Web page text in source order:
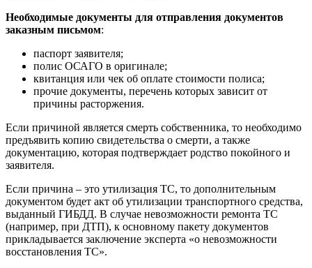
Необходимые документы для отправления документов
заказным письмом:
паспорт заявителя;
полис ОСАГО в оригинале;
квитанция или чек об оплате стоимости полиса;
прочие документы, перечень которых зависит от
причины расторжения.
Если причиной является смерть собственника, то необходимо
предъявить копию свидетельства о смерти, а также
документацию, которая подтверждает родство покойного и
заявителя.
Если причина – это утилизация ТС, то дополнительным
документом будет акт об утилизации транспортного средства,
выданный ГИБДД. В случае невозможности ремонта ТС
(например, при ДТП), к основному пакету документов
прикладывается заключение эксперта «о невозможности
восстановления ТС».